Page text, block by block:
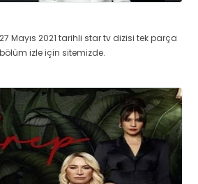
Mayıs 2021 tarihli star tv dizisi tek parça
izle için sitemizde.